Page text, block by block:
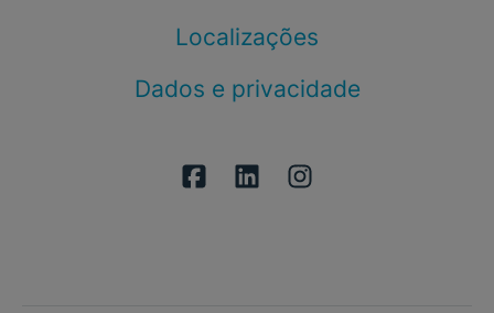
Localizações
Dados e privacidade